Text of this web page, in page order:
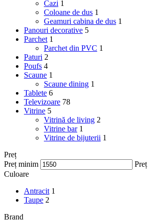
Cazi 1
Coloane de dus 1
Geamuri cabina de dus 1
Panouri decorative 5
Parchet 1
Parchet din PVC 1
Paturi 2
Poufs 4
Scaune 1
Scaune dining 1
Tablete 6
Televizoare 78
Vitrine 5
Vitrină de living 2
Vitrine bar 1
Vitrine de bijuterii 1
Preț
Preț minim
Culoare
Antracit 1
Taupe 2
Brand